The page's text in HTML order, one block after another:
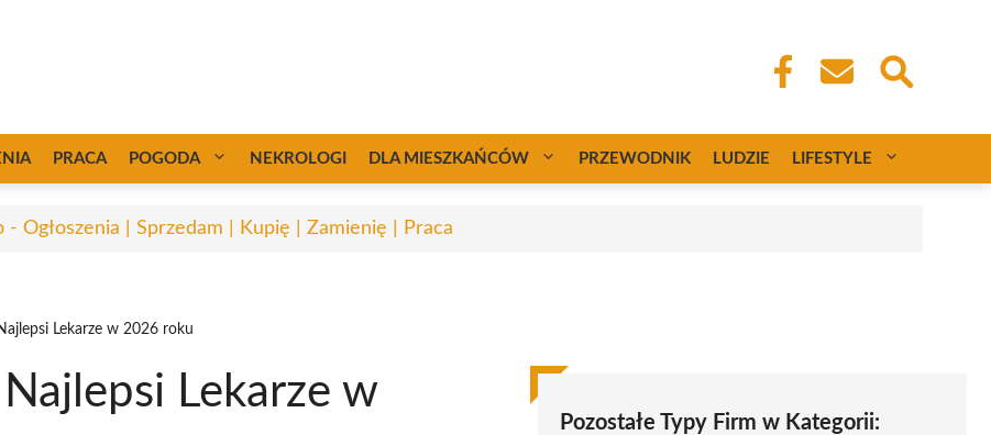
PRACA POGODA NEKROLOGI DLA MIESZKAŃCÓW PRZEWODNIK LUDZIE LIFESTYLE
- Ogłoszenia | Sprzedam | Kupię | Zamienię | Praca
Lekarze w 2026 roku
Lekarze w
Pozostałe Typy Firm w Kategorii: